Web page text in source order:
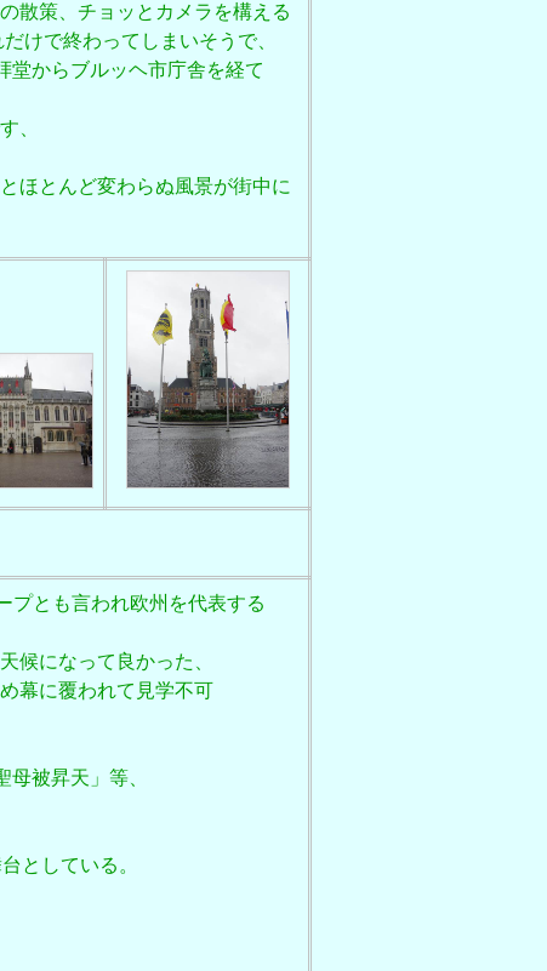
散策、チョッとカメラを構える
けで終わってしまいそうで、
堂からブルッヘ市庁舎を経て
、
ほとんど変わらぬ風景が街中に
プとも言われ欧州を代表する
候になって良かった、
幕に覆われて見学不可
母被昇天」等、
としている。